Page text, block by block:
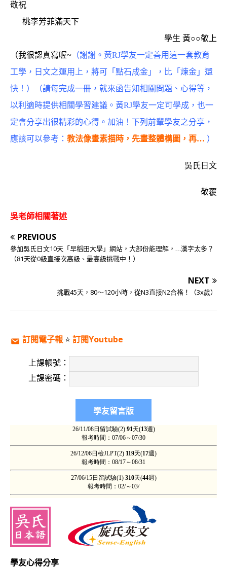
敬祝
桃李芳菲滿天下
學生 黃○○敬上
（我很認真寫喔~ （謝謝。 黃RJ學友一定善用這一套教育
工學，日文之運用上，將可「點石成金」，比「煉金」還
快！ ）（請每完成一冊，就來函告知相關問題、心得等，
以利適時提供相關學習建議。 黃RJ學友一定可學成，也一
定會分享出很精彩的心得。加油！下列前輩學友之分享，
應該可以參考： 教法像畫素描時，先畫整體構圖，再… ）
吳氏日文
敬覆
吳老師相關著述
PREVIOUS
參加吳氏日文10天「早稻田大學」網站，大部份能理解，…漢字太多？
（81天從0級直接次高級、最高級挑戰中！）
NEXT
挑戰45天，80～120小時，從N3直接N2合格！（3x歲）
訂閱電子報 ⭐️ 訂閱Youtube
上課帳號：
上課密碼：
學友心得分享